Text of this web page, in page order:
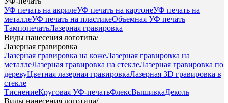
УФ печать на акрилеУФ печать на картонеУФ печать на
металлеУФ печать на пластикеОбъемная УФ печать
ТампопечатьЛазерная гравировка
Виды нанесения логотипа/
Лазерная гравировка
Лазерная гравировка на кожеЛазерная гравировка на
металлеЛазерная гравировка на стеклеЛазерная гравировка по
деревуЦветная лазерная гравировкаЛазерная 3D гравировка в
стекле
ТиснениеКруговая УФ-печатьФлексВышивкаДеколь
Виды нанесения логотипа/